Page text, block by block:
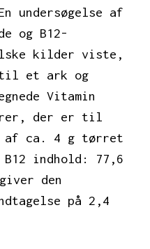
undersøgelse af
og B12-
kilder viste,
til et ark og
Vitamin
der er til
af ca. 4 g tørret
indhold: 77,6
den
på 2,4